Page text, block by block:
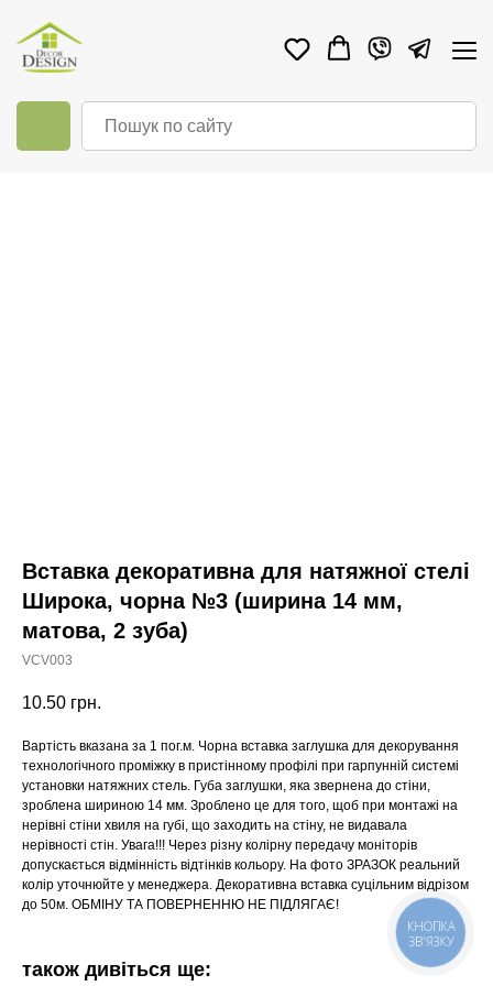
Вставка декоративна для натяжної стелі
Широка, чорна №3 (ширина 14 мм,
матова, 2 зуба)
VCV003
10.50 грн.
Вартість вказана за 1 пог.м. Чорна вставка заглушка для декорування
технологічного проміжку в пристінному профілі при гарпунній системі
установки натяжних стель. Губа заглушки, яка звернена до стіни,
зроблена шириною 14 мм. Зроблено це для того, щоб при монтажі на
нерівні стіни хвиля на губі, що заходить на стіну, не видавала
нерівності стін. Увага!!! Через різну колірну передачу моніторів
допускається відмінність відтінків кольору. На фото ЗРАЗОК реальний
колір уточнюйте у менеджера. Декоративна вставка суцільним відрізом
до 50м. ОБМІНУ ТА ПОВЕРНЕННЮ НЕ ПІДЛЯГАЄ!
також дивіться ще:
КНОПКА
ЗВ'ЯЗКУ